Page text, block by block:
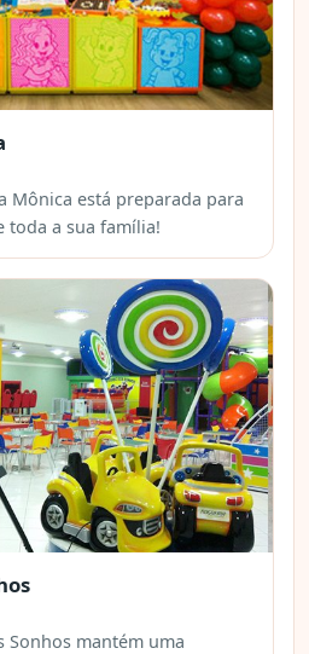
Mônica está preparada para
toda a sua família!
Sonhos mantém uma